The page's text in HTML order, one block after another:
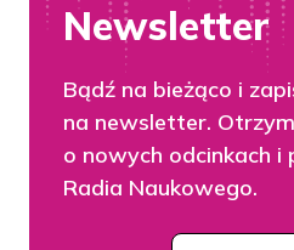
Newsletter
Bądź na bieżąco i
na newsletter.
o nowych odcinkach i
Radia Naukowego.